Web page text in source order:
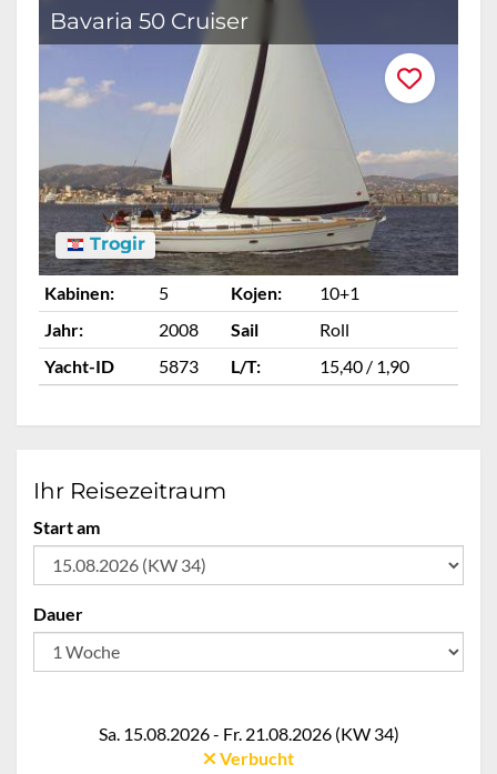
Bavaria 50 Cruiser
Trogir
Kabinen: 5 Kojen:
10+1
Jahr:
2008 Sail
Roll
Yacht-ID
5873 L/T: 15,40 / 1,90
Ihr Reisezeitraum
Start am
Dauer
Sa. 15.08.2026 - Fr. 21.08.2026 (KW 34)
Verbucht